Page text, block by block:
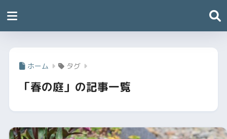
ホーム タグ
「春の庭」の記事一覧